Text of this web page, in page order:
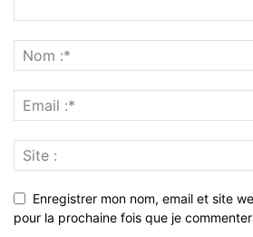
Enregistrer mon nom, email et site
pour la prochaine fois que je